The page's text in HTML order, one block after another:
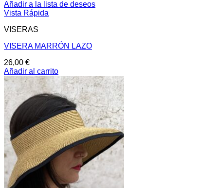
Añadir a la lista de deseos
Vista Rápida
VISERAS
VISERA MARRÓN LAZO
26,00 €
Añadir al carrito